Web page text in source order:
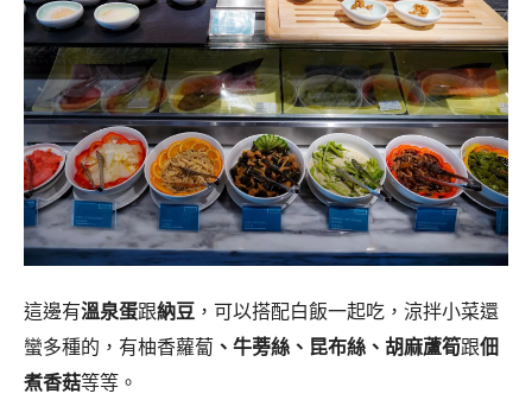
這邊有溫泉蛋跟納豆 ，可以搭配白飯一起吃，涼拌小菜還
蠻多種的，有柚香蘿蔔 、牛蒡絲、昆布絲、胡麻蘆筍跟佃
煮香菇等等。